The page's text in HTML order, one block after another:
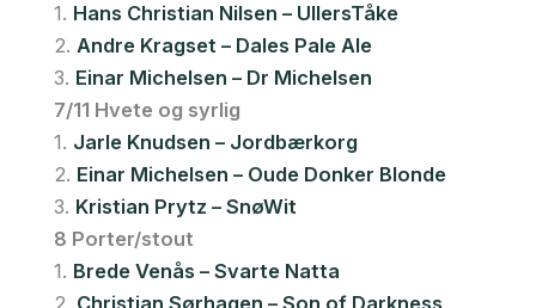
1. Hans Christian Nilsen – UllersTåke
2. Andre Kragset – Dales Pale Ale
3. Einar Michelsen – Dr Michelsen
7/11 Hvete og syrlig
1. Jarle Knudsen – Jordbærkorg
2. Einar Michelsen – Oude Donker Blonde
3. Kristian Prytz – SnøWit
8 Porter/stout
1. Brede Venås – Svarte Natta